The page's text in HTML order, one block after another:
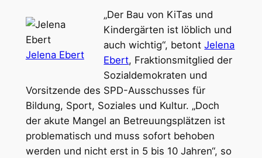
Jelena Ebert
„Der Bau von KiTas und
Kindergärten ist löblich und
auch wichtig“, betontJelena
Ebert, Fraktionsmitglied der
Sozialdemokraten und
Vorsitzende des SPD-Ausschusses für
Bildung, Sport, Soziales und Kultur. „Doch
der akute Mangel an Betreuungsplätzen ist
problematisch und muss sofort behoben
werden und nicht erst in 5 bis 10 Jahren“, so